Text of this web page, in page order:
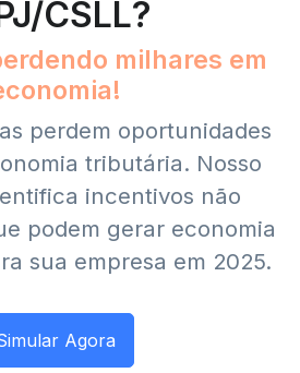
CSLL?
milhares em
perdem oportunidades
tributária. Nosso
incentivos não
podem gerar economia
sua empresa em 2025.
Agora